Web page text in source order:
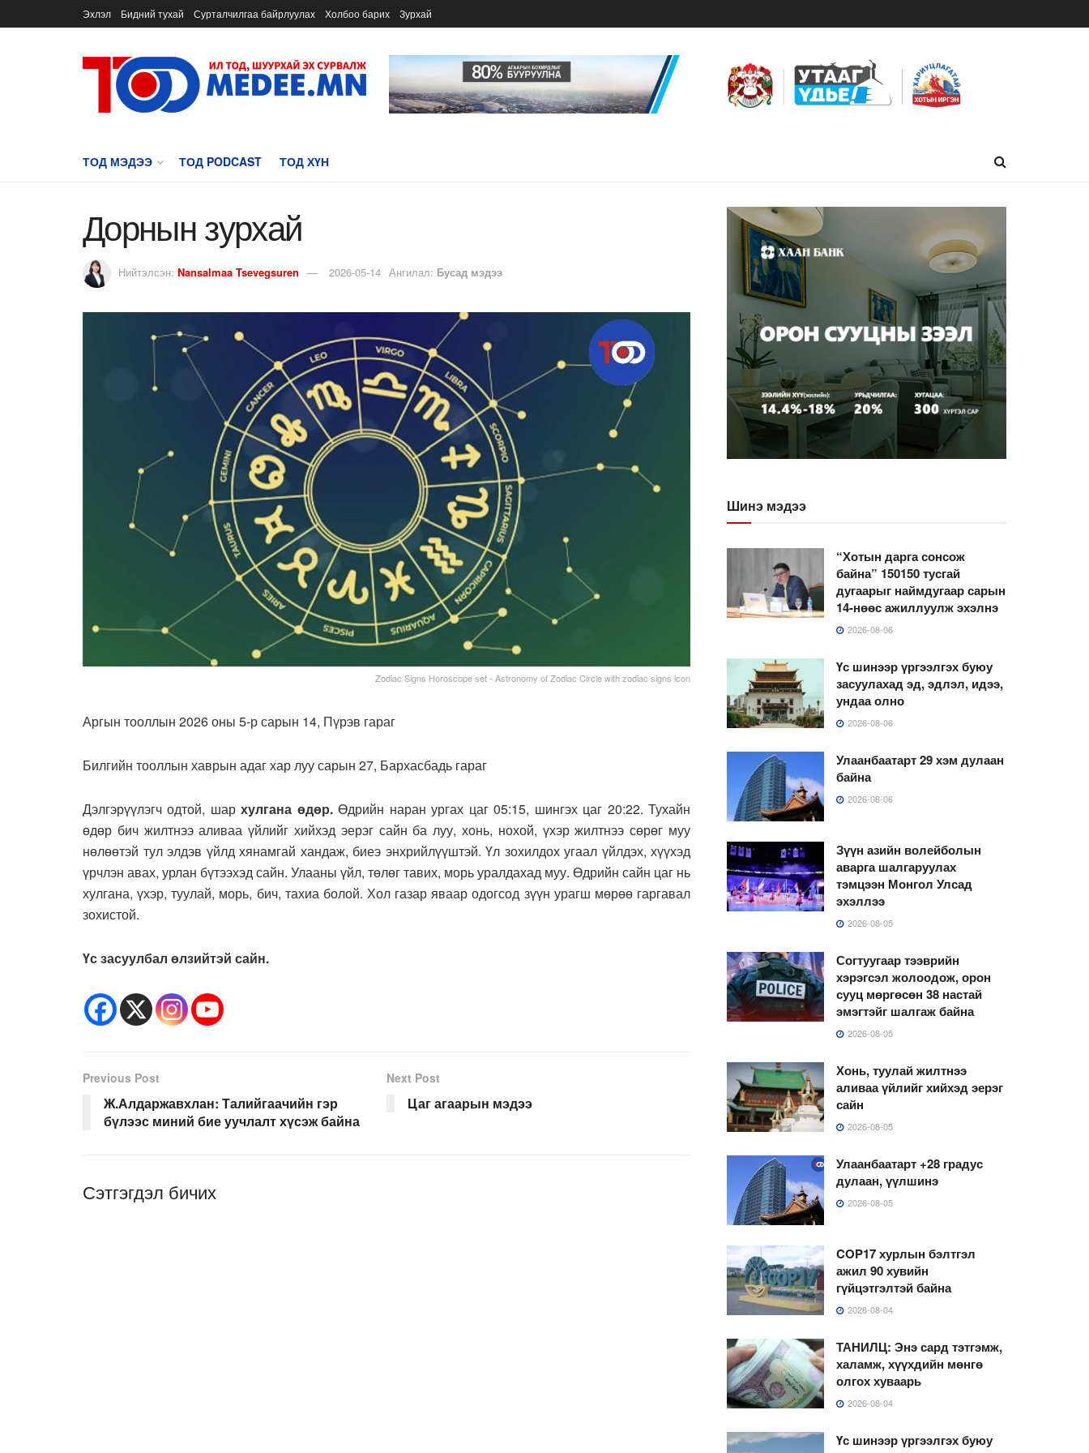
Эхлэл Бидний тухай Сурталчилгаа байрлуулах Холбоо барих Зурхай
ТОД МЭДЭЭ ТОД PODCAST ТОД ХҮН
Дорнын зурхай
Нийтэлсэн: Nansalmaa Tsevegsuren 2026-05-14 Ангилал: Бусад мэдээ
Zodiac Signs Horoscope set - Astronomy of Zodiac Circle with zodiac signs icon
Аргын тооллын 2026 оны 5-р сарын 14, Пүрэв гараг
Билгийн тооллын хаврын адаг хар луу сарын 27, Бархасбадь гараг
Дэлгэрүүлэгч одтой, шархулгана өдөр.Өдрийн наран ургах цаг 05:15, шингэх цаг 20:22. Тухайн
өдөр бич жилтнээ аливаа үйлийг хийхэд эерэг сайн ба луу, хонь, нохой, үхэр жилтнээ сөрөг муу
нөлөөтэй тул элдэв үйлд хянамгай хандаж, биеэ энхрийлүүштэй. Үл зохилдох угаал үйлдэх, хүүхэд
үрчлэн авах, урлан бүтээхэд сайн. Улааны үйл, төлөг тавих, морь уралдахад муу. Өдрийн сайн цаг нь
хулгана, үхэр, туулай, морь, бич, тахиа болой. Хол газар яваар одогсод зүүн урагш мөрөө гаргавал
зохистой.
Үс засуулбал өлзийтэй сайн.
Previous Post
Ж.Алдаржавхлан: Талийгаачийн гэр
бүлээс миний бие уучлалт хүсэж байна
Next Post
Цаг агаарын мэдээ
Сэтгэгдэл бичих
Шинэ мэдээ
“Хотын дарга сонсож
байна” 150150 тусгай
дугаарыг наймдугаар сарын
14-нөөс ажиллуулж эхэлнэ
2026-08-06
Үс шинээр үргээлгэх буюу
засуулахад эд, эдлэл, идээ,
ундаа олно
2026-08-06
Улаанбаатарт 29 хэм дулаан
байна
2026-08-06
Зүүн азийн волейболын
аварга шалгаруулах
тэмцээн Монгол Улсад
эхэллээ
2026-08-05
Согтуугаар тээврийн
хэрэгсэл жолоодож, орон
сууц мөргөсөн 38 настай
эмэгтэйг шалгаж байна
2026-08-05
Хонь, туулай жилтнээ
аливаа үйлийг хийхэд эерэг
сайн
2026-08-05
Улаанбаатарт +28 градус
дулаан, үүлшинэ
2026-08-05
COP17 хурлын бэлтгэл
ажил 90 хувийн
гүйцэтгэлтэй байна
2026-08-04
ТАНИЛЦ: Энэ сард тэтгэмж,
халамж, хүүхдийн мөнгө
олгох хуваарь
2026-08-04
Үс шинээр үргээлгэх буюу